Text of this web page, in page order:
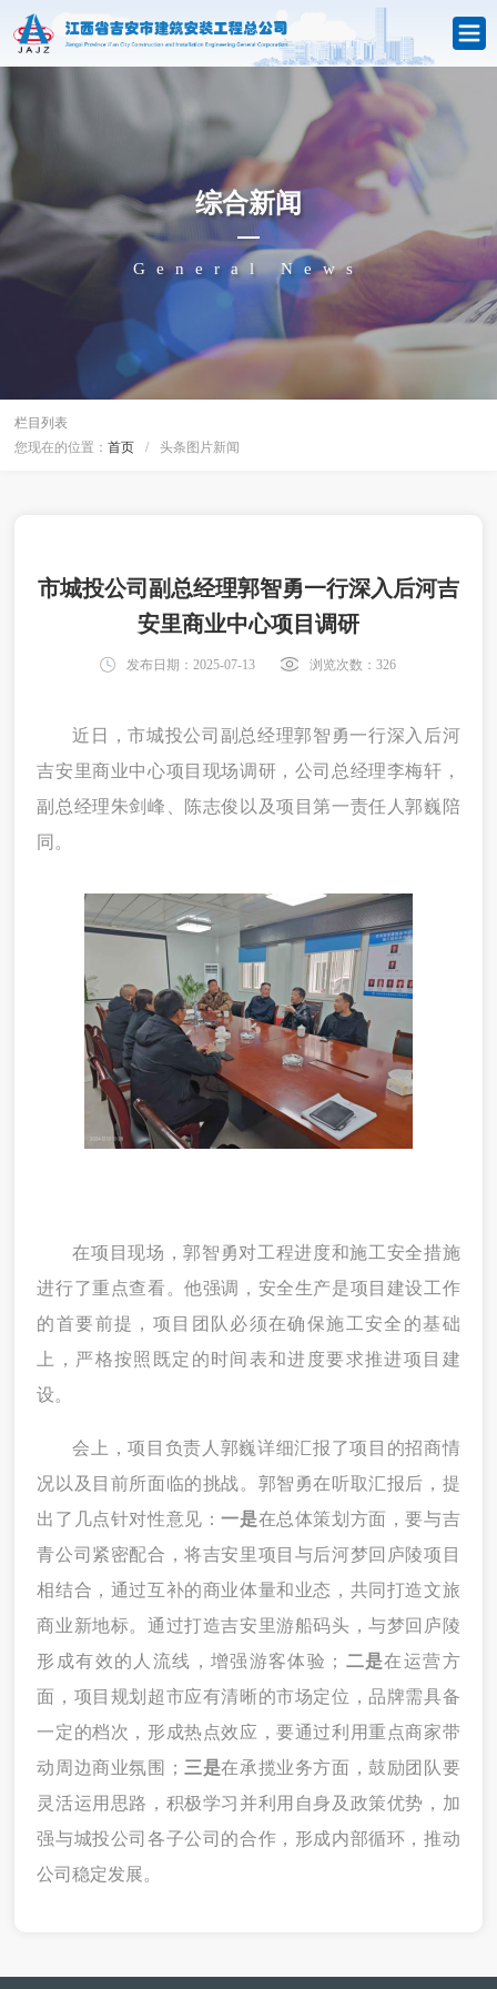
综合新闻
General News
栏目列表
您现在的位置：首页 / 头条图片新闻
市城投公司副总经理郭智勇一行深入后河吉
安里商业中心项目调研
发布日期：2025-07-13 浏览次数：326
近日，市城投公司副总经理郭智勇一行深入后河
吉安里商业中心项目 现场调研 ， 公司总经理李梅轩 ，
副总经理朱剑峰 、陈志俊以及项目第一责任人郭巍 陪
同 。
在项目现场，郭智勇对工程进度和施工安全措施
进行了重点查看。他强调，安全生产是项目 建设工作
的首要前提，项目团队 必须在确保施工安全的基础
上，严格按照既定的时间表和进度要求推进项目建
设。
会上，项目负责人郭巍详细汇报了项目的招商情
况以及目前所面临的挑战。郭智勇在 听取汇报后，提
出了 几点针对性意见 ：一是在总体策划方面，要与吉
青公司紧密配合，将吉安里项目与后河梦回庐陵项目
相结合，通过互补的商业体量和业态，共同打造文旅
商业新地标。通过打造吉安里游船码头，与梦回庐陵
形成有效的人流线，增强游客体验 ； 二是在运营方
面， 项目规划超市应有清晰的市场定位，品牌需具备
一定的档次，形成热点效应 ，要通过利用重点商家带
动周边商业氛围
； 三是在承揽业务方面，鼓励团队要
灵活运用思路，积极学习并利用自身及政策优势，加
强与城投公司各子公司的合作，形成内部循环，推动
公司稳定发展。